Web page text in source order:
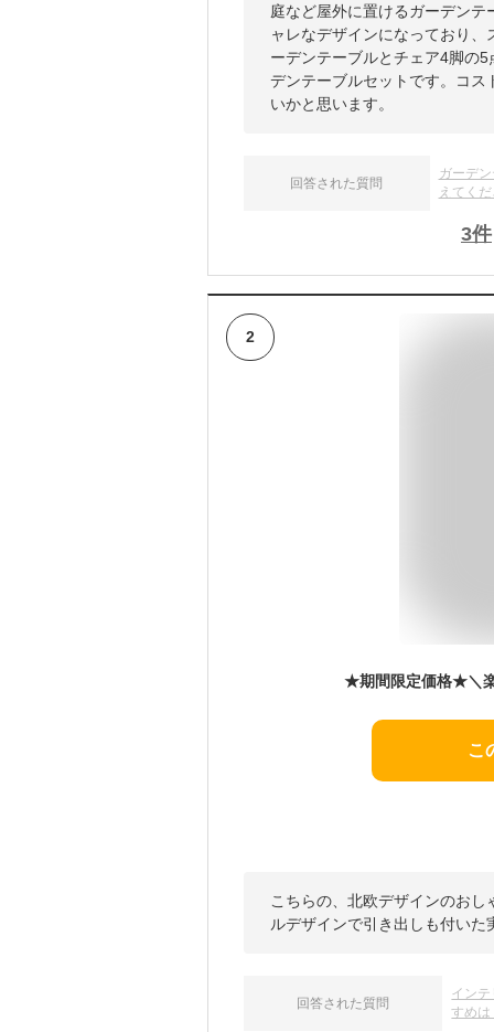
庭など屋外に置けるガーデン
ャレなデザインになっており
ーデンテーブルとチェア4脚の
デンテーブルセットです。コ
いかと思います。
回答された質問
ガーデ
えてく
3件
2
こ
こちらの、北欧デザインのお
ルデザインで引き出しも付い
回答された質問
イン
すめは